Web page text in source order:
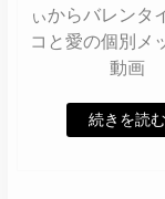
ぃからバレンタ
コと愛の個別メ
動画
続きを読む